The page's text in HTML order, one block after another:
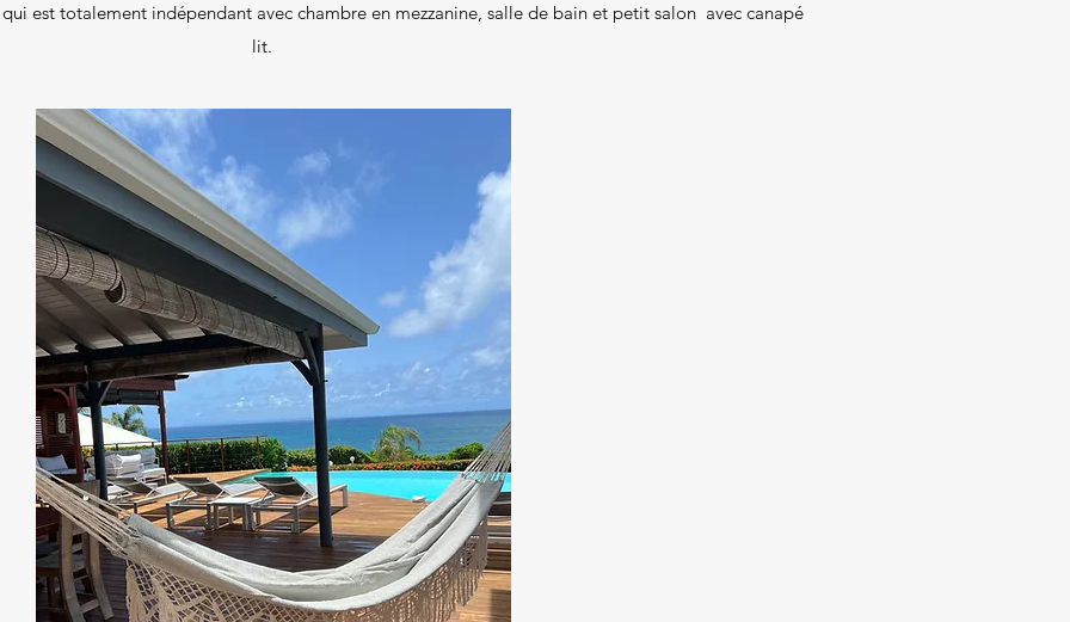
est totalement indépendant avec chambre en mezzanine, salle de bain et petit salon avec canapé
lit.